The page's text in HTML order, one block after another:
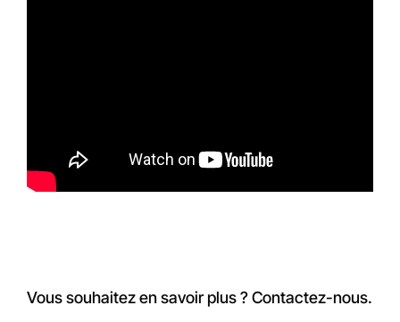
Vous souhaitez en savoir plus ? Contactez-nous.